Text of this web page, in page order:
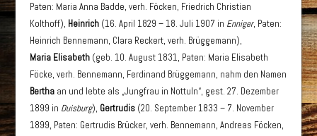
Paten: Maria Anna Badde, verh. Föcken, Friedrich Christian
Kolthoff), Heinrich (16. April 1829 – 18. Juli 1907 in Enniger, Paten:
Heinrich Bennemann, Clara Reckert, verh. Brüggemann),
Maria Elisabeth (geb. 10. August 1831, Paten: Maria Elisabeth
Föcke, verh. Bennemann, Ferdinand Brüggemann, nahm den Namen
Bertha an und lebte als „Jungfrau in Nottuln“, gest. 27. Dezember
1899 in Duisburg), Gertrudis (20. September 1833 – 7. November
1899, Paten: Gertrudis Brücker, verh. Bennemann, Andreas Föcken,